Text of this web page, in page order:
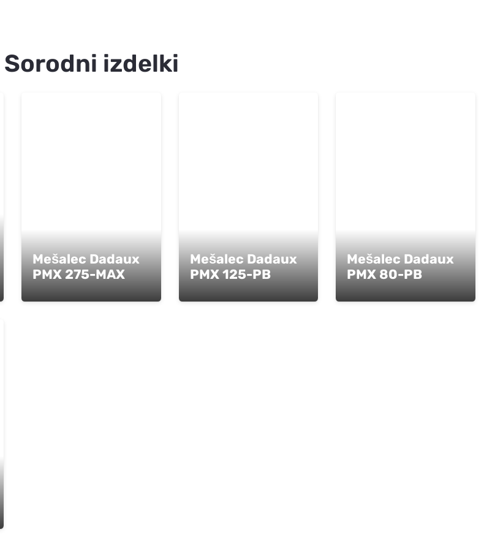
Sorodni izdelki
Mešalec Dadaux
PMX 275-MAX
Mešalec Dadaux
PMX 125-PB
Mešalec Dadaux
PMX 80-PB